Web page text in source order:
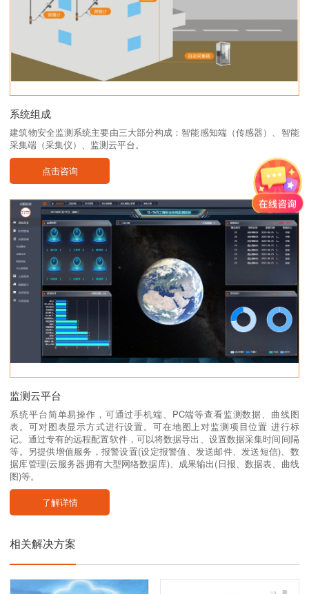
系统组成
建筑物安全监测系统主要由三大部分构成：智能感知端（传感器）、智能
采集端（采集仪）、监测云平台。
点击咨询
监测云平台
系统平台简单易操作，可通过手机端、PC端等查看监测数据、曲线图
表。可对图表显示方式进行设置。可在地图上对监测项目位置 进行标
记。通过专有的远程配置软件，可以将数据导出、设置数据采集时间间隔
等。另提供增值服务，报警设置(设定报警值、发送邮件、发送短信)、数
据库管理(云服务器拥有大型网络数据库)、成果输出(日报、数据表、曲线
图)等。
了解详情
相关解决方案